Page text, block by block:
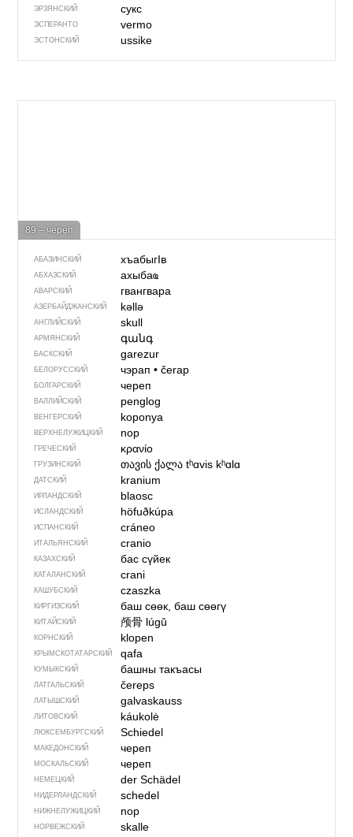
ЭРЗЯНСКИЙ сукс
ЭСПЕРАНТО vermo
ЭСТОНСКИЙ ussike
89 – череп
АБАЗИНСКИЙ хъабыгIв
АБХАЗСКИЙ ахыбаҩ
АВАРСКИЙ гвангвара
АЗЕРБАЙДЖАН­СКИЙ kəllə
АНГЛИЙСКИЙ skull
АРМЯНСКИЙ գանգ
БАСКСКИЙ garezur
БЕЛОРУССКИЙ чэрап• čerap
БОЛГАРСКИЙ череп
ВАЛЛИЙСКИЙ penglog
ВЕНГЕРСКИЙ koponya
ВЕРХНЕЛУЖИЦКИЙ nop
ГРЕЧЕСКИЙ κρανίο
ГРУЗИНСКИЙ თავის ქალაtʰɑvis kʰɑlɑ
ДАТСКИЙ kranium
ИРЛАНДСКИЙ blaosc
ИСЛАНДСКИЙ höfuðkúpa
ИСПАНСКИЙ cráneo
ИТАЛЬЯНСКИЙ cranio
КАЗАХСКИЙ бас сүйек
КАТАЛАНСКИЙ crani
КАШУБСКИЙ czaszka
КИРГИЗСКИЙ баш сөөк, баш сөөгү
КИТАЙСКИЙ 颅骨 lúgǔ
КОРНСКИЙ klopen
КРЫМСКО­ТАТАРСКИЙ qafa
КУМЫКСКИЙ башны такъасы
ЛАТГАЛЬСКИЙ čereps
ЛАТЫШСКИЙ galvaskauss
ЛИТОВСКИЙ káukolė
ЛЮКСЕМБУРГСКИЙ Schiedel
МАКЕДОНСКИЙ череп
МОСКАЛЬСКИЙ череп
НЕМЕЦКИЙ der Schädel
НИДЕРЛАНДСКИЙ schedel
НИЖНЕЛУЖИЦКИЙ nop
НОРВЕЖСКИЙ
skalle